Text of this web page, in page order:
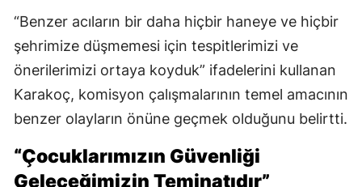
“Benzer acıların bir daha hiçbir haneye ve hiçbir
şehrimize düşmemesi için tespitlerimizi ve
önerilerimizi ortaya koyduk” ifadelerini kullanan
Karakoç, komisyon çalışmalarının temel amacının
benzer olayların önüne geçmek olduğunu belirtti.
“Çocuklarımızın Güvenliği
Geleceğimizin Teminatıdır”